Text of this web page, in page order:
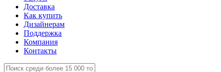
Доставка
Как купить
Дизайнерам
Поддержка
Компания
Контакты